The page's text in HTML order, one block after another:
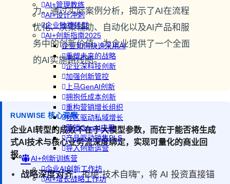
AI+管理教练
AI+设计冲刺
企业敏捷转型
AI+创新指南2025
企业如何快速采用AI
重塑未来的战略
企业深科技创新
加强创新管控
上马GenAI创新
拥抱低成本创新
重构营销增长组织
社区驱动私域增长
营销GenAI应用
产品驱动销售PLS
导入创新运营
AI+创新训练营
企业AI创新工作坊
AI+增长战略工作坊
力。通过实际案例分析，揭示了AI在流程
优化、决策辅助、自动化以及AI产品和服
务中的创新价值，为企业提供了一个全面
的AI实施路线图。
RUNWISE 核心洞察
企业AI转型的成败不在于大模型参数，而在于能否将生成
式AI技术与核心业务流深度绑定，实现可量化的商业回
报。
战略深度对齐：拒绝“技术自嗨”，将 AI 投资直接锚